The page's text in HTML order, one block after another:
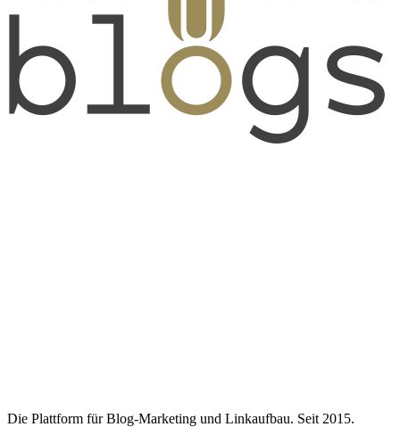
Die Plattform für Blog-Marketing und Linkaufbau. Seit 2015.